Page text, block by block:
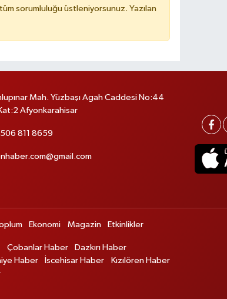
sorumluluğu üstleniyorsunuz. Yazılan
Mah. Yüzbaşı Agah Caddesi No:44
Afyonkarahisar
811 8659
Ekonomi Magazin Etkinlikler
Çobanlar Haber
Dazkırı Haber
Haber İscehisar Haber
Kızılören Haber